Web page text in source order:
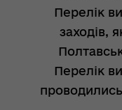
Перелік
заходів,
Перелік